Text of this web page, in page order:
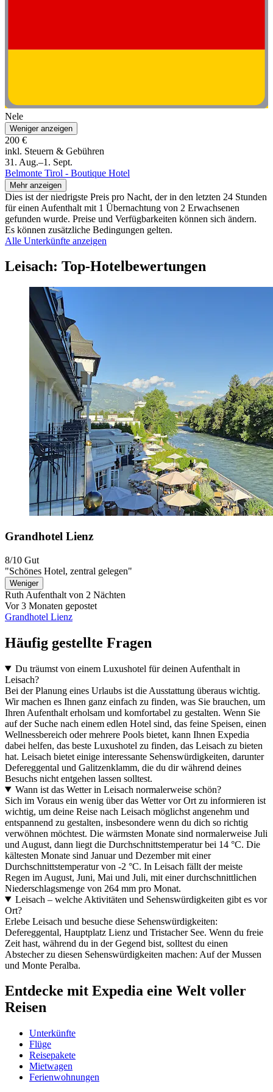
Nele
Weniger anzeigen
200 €
inkl. Steuern & Gebühren
31. Aug.–1. Sept.
Belmonte Tirol - Boutique Hotel
Mehr anzeigen
Dies ist der niedrigste Preis pro Nacht, der in den letzten 24 Stunden
für einen Aufenthalt mit 1 Übernachtung von 2 Erwachsenen
gefunden wurde. Preise und Verfügbarkeiten können sich ändern.
Es können zusätzliche Bedingungen gelten.
Alle Unterkünfte anzeigen
Leisach: Top-Hotelbewertungen
Grandhotel Lienz
8/10 Gut
"Schönes Hotel, zentral gelegen"
Weniger
Ruth Aufenthalt von 2 Nächten
Vor 3 Monaten gepostet
Grandhotel Lienz
Häufig gestellte Fragen
Du träumst von einem Luxushotel für deinen Aufenthalt in
Leisach?
Bei der Planung eines Urlaubs ist die Ausstattung überaus wichtig.
Wir machen es Ihnen ganz einfach zu finden, was Sie brauchen, um
Ihren Aufenthalt erholsam und komfortabel zu gestalten. Wenn Sie
auf der Suche nach einem edlen Hotel sind, das feine Speisen, einen
Wellnessbereich oder mehrere Pools bietet, kann Ihnen Expedia
dabei helfen, das beste Luxushotel zu finden, das Leisach zu bieten
hat. Leisach bietet einige interessante Sehenswürdigkeiten, darunter
Defereggental und Galitzenklamm, die du dir während deines
Besuchs nicht entgehen lassen solltest.
Wann ist das Wetter in Leisach normalerweise schön?
Sich im Voraus ein wenig über das Wetter vor Ort zu informieren ist
wichtig, um deine Reise nach Leisach möglichst angenehm und
entspannend zu gestalten, insbesondere wenn du dich so richtig
verwöhnen möchtest. Die wärmsten Monate sind normalerweise Juli
und August, dann liegt die Durchschnittstemperatur bei 14 °C. Die
kältesten Monate sind Januar und Dezember mit einer
Durchschnittstemperatur von -2 °C. In Leisach fällt der meiste
Regen im August, Juni, Mai und Juli, mit einer durchschnittlichen
Niederschlagsmenge von 264 mm pro Monat.
Leisach – welche Aktivitäten und Sehenswürdigkeiten gibt es vor
Ort?
Erlebe Leisach und besuche diese Sehenswürdigkeiten:
Defereggental, Hauptplatz Lienz und Tristacher See. Wenn du freie
Zeit hast, während du in der Gegend bist, solltest du einen
Abstecher zu diesen Sehenswürdigkeiten machen: Auf der Mussen
und Monte Peralba.
Entdecke mit Expedia eine Welt voller
Reisen
Unterkünfte
Flüge
Reisepakete
Mietwagen
Ferienwohnungen